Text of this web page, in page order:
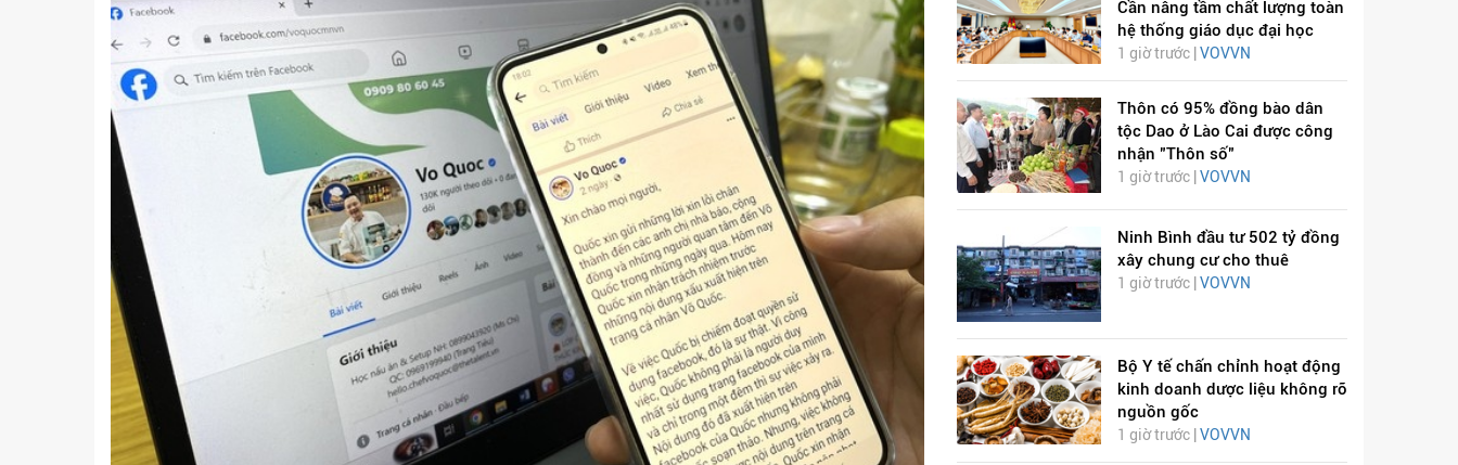
Cần nâng tầm chất lượng toàn
hệ thống giáo dục đại học
1 giờ trước | VOVVN
Thôn có 95% đồng bào dân
tộc Dao ở Lào Cai được công
nhận "Thôn số"
1 giờ trước | VOVVN
Ninh Bình đầu tư 502 tỷ đồng
xây chung cư cho thuê
1 giờ trước | VOVVN
Bộ Y tế chấn chỉnh hoạt động
kinh doanh dược liệu không rõ
nguồn gốc
1 giờ trước | VOVVN